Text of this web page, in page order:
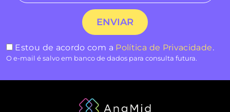
Estou de acordo com a Política de Privacidade.
O e-mail é salvo em banco de dados para consulta futura.